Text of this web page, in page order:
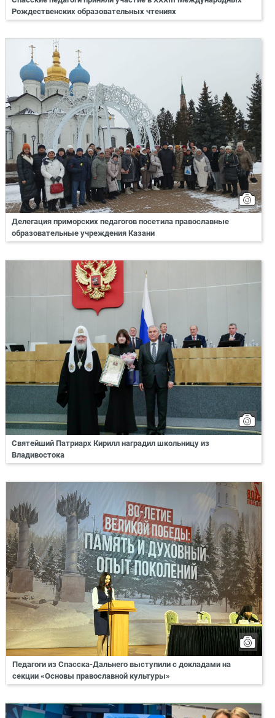
Рождественских образовательных чтениях
Делегация приморских педагогов посетила православные
образовательные учреждения Казани
Святейший Патриарх Кирилл наградил школьницу из
Владивостока
Педагоги из Спасска-Дальнего выступили с докладами на
секции «Основы православной культуры»